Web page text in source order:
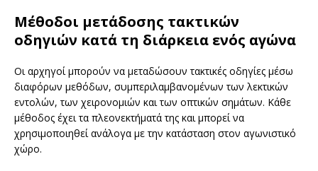
Μέθοδοι μετάδοσης τακτικών
οδηγιών κατά τη διάρκεια ενός αγώνα
Οι αρχηγοί μπορούν να μεταδώσουν τακτικές οδηγίες μέσω
διαφόρων μεθόδων, συμπεριλαμβανομένων των λεκτικών
εντολών, των χειρονομιών και των οπτικών σημάτων. Κάθε
μέθοδος έχει τα πλεονεκτήματά της και μπορεί να
χρησιμοποιηθεί ανάλογα με την κατάσταση στον αγωνιστικό
χώρο.